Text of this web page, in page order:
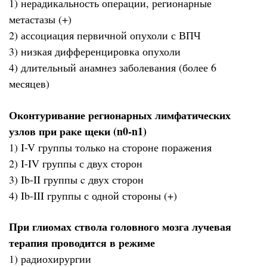
1) нерадикальность операции, регионарные
метастазы (+)
2) ассоциация первичной опухоли с ВПЧ
3) низкая дифференцировка опухоли
4) длительный анамнез заболевания (более 6
месяцев)
Оконтуривание регионарных лимфатических
узлов при раке щеки (n0-n1)
1) I-V группы только на стороне поражения
2) I-IV группы с двух сторон
3) Ib-II группы c двух сторон
4) Ib-III группы с одной стороны (+)
При глиомах ствола головного мозга лучевая
терапия проводится в режиме
1) радиохирургии